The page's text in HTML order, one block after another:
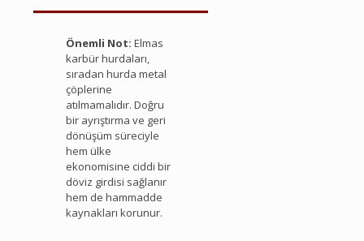
Önemli Not: Elmas
karbür hurdaları,
sıradan hurda metal
çöplerine
atılmamalıdır. Doğru
bir ayrıştırma ve geri
dönüşüm süreciyle
hem ülke
ekonomisine ciddi bir
döviz girdisi sağlanır
hem de hammadde
kaynakları korunur.